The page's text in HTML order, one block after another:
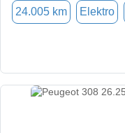
24.005 km Elektro